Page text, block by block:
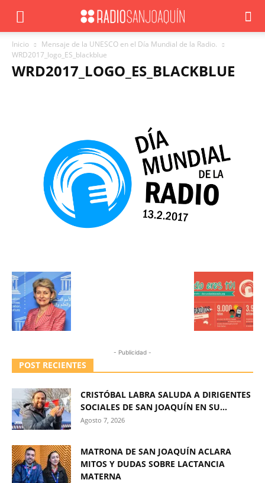
Inicio
Mensaje de la UNESCO en el Día Mundial de la Radio.
WRD2017_logo_ES_blackblue
WRD2017_LOGO_ES_BLACKBLUE
- Publicidad -
POST RECIENTES
CRISTÓBAL LABRA SALUDA A DIRIGENTES
SOCIALES DE SAN JOAQUÍN EN SU...
Agosto 7, 2026
MATRONA DE SAN JOAQUÍN ACLARA
MITOS Y DUDAS SOBRE LACTANCIA
MATERNA